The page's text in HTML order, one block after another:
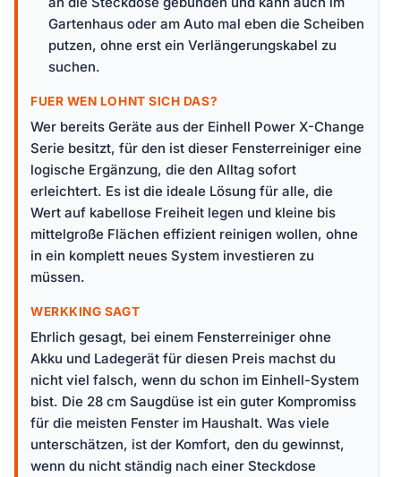
Gartenhaus oder am Auto mal eben die Scheiben
putzen, ohne erst ein Verlängerungskabel zu
suchen.
FUER WEN LOHNT SICH DAS?
Wer bereits Geräte aus der Einhell Power X-Change
Serie besitzt, für den ist dieser Fensterreiniger eine
logische Ergänzung, die den Alltag sofort
erleichtert. Es ist die ideale Lösung für alle, die
Wert auf kabellose Freiheit legen und kleine bis
mittelgroße Flächen effizient reinigen wollen, ohne
in ein komplett neues System investieren zu
müssen.
WERKKING SAGT
Ehrlich gesagt, bei einem Fensterreiniger ohne
Akku und Ladegerät für diesen Preis machst du
nicht viel falsch, wenn du schon im Einhell-System
bist. Die 28 cm Saugdüse ist ein guter Kompromiss
für die meisten Fenster im Haushalt. Was viele
unterschätzen, ist der Komfort, den du gewinnst,
wenn du nicht ständig nach einer Steckdose